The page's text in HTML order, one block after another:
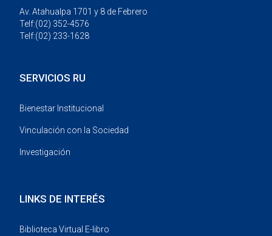
Av. Atahualpa 1701 y 8 de Febrero
Telf:(02) 352-4576
Telf:(02) 233-1628
SERVICIOS RU
Bienestar Institucional
Vinculación con la Sociedad
Investigación
LINKS DE INTERÉS
Biblioteca Virtual E-libro